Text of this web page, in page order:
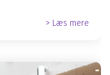
> Læs mere